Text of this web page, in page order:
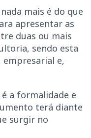
mais é do que
apresentar as
duas ou mais
sendo esta
e,
a formalidade e
terá diante
surgir no